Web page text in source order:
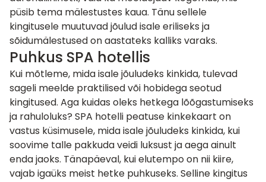
püsib tema mälestustes kaua. Tänu sellele
kingitusele muutuvad jõulud isale eriliseks ja
sõidumälestused on aastateks kalliks varaks.
Puhkus SPA hotellis
Kui mõtleme, mida isale jõuludeks kinkida, tulevad
sageli meelde praktilised või hobidega seotud
kingitused. Aga kuidas oleks hetkega lõõgastumiseks
ja rahuloluks? SPA hotelli peatuse kinkekaart on
vastus küsimusele, mida isale jõuludeks kinkida, kui
soovime talle pakkuda veidi luksust ja aega ainult
enda jaoks. Tänapäeval, kui elutempo on nii kiire,
vajab igaüks meist hetke puhkuseks. Selline kingitus